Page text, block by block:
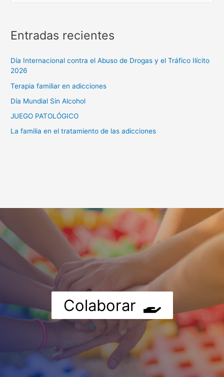
Entradas recientes
Día Internacional contra el Abuso de Drogas y el Tráfico Ilícito
2026
Terapia familiar en adicciones
Día Mundial Sin Alcohol
JUEGO PATOLÓGICO
La familia en el tratamiento de las adicciones
Colaborar